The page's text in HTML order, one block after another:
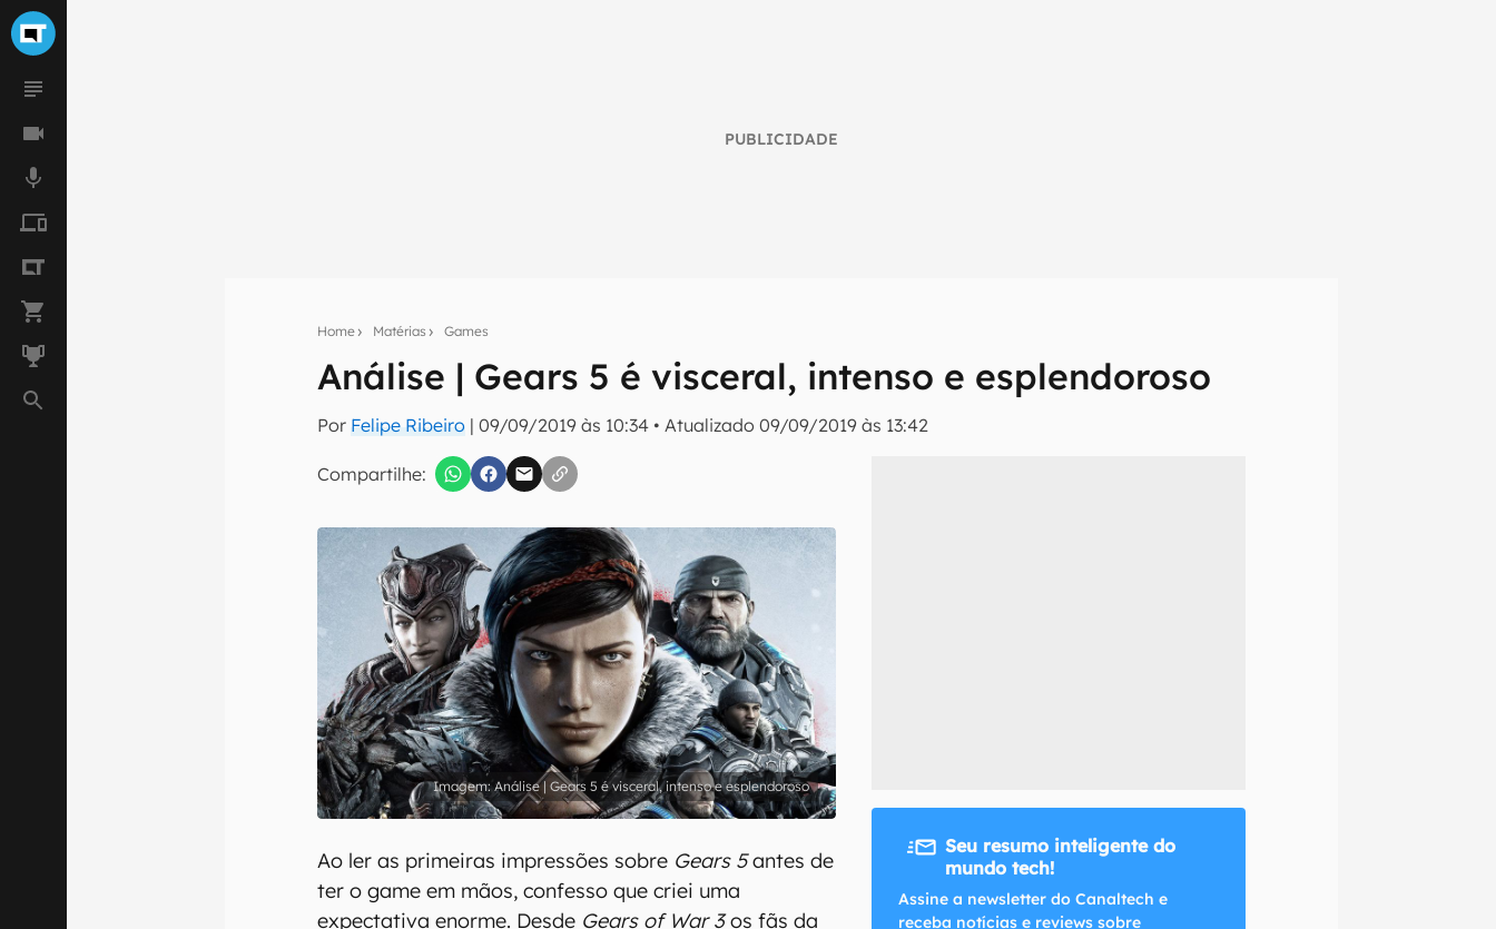
PUBLICIDADE
Home Matérias Games
Análise | Gears 5 é visceral, intenso e esplendoroso
Por Felipe Ribeiro |09/09/2019 às 10:34 •Atualizado09/09/2019 às 13:42
Compartilhe:
Seu resumo inteligente do mundo tech!
Assine a newsletter do Canaltech e receba notícias e reviews sobre tecnologia em primeira
inscreva-se
Confirmo que li, aceito e concordo com os Termos de Uso e Política de Privacidade do Canaltech.
Análise | Gears 5 é visceral, intenso e esplendoroso
Ao ler as primeiras impressões sobre Gears 5antes de
ter o game em mãos, confesso que criei uma
expectativa enorme. Desde Gears of War 3os fãs da
Seu resumo inteligente do
mundo tech!
Assine a newsletter do Canaltech e
receba notícias e reviews sobre